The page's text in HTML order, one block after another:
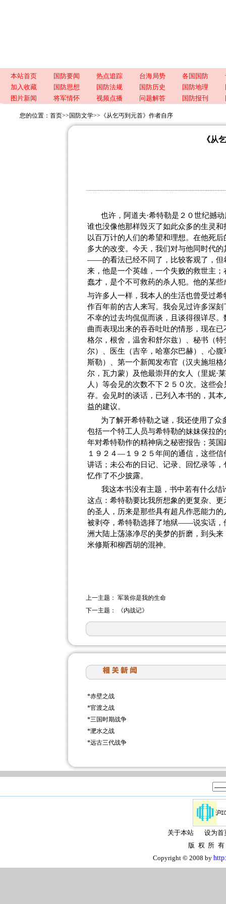
本站首页 国防要闻 热点追踪 台海局势 各国国防
加入收藏
国防思想 国防法规 国防历史 国防地理
图片新闻
将军情怀 视频点播 问题解答 国防报刊
您的位置： 首页>> 国防文学>> 《从乞丐到元首》作者自序
《从
也许，阿道夫·希特勒是２０世纪撼
谁也没像他那样毁灭了如此众多的生灵
以百万计的人们的希望和理想。在他死
多大的改变。今天，我们对与他同时代
——的看法已经不同了，比较客观了，但
来，他是一个英雄，一个失败的救世主
蠢才，是个不可救药的杀人犯。他的某
与许多人一样，我本人的生活也曾受过
作百年前的古人来写。我会见过许多深
不幸的过去均侃侃而谈，且谈得很详尽
曲而表现出来的吞吞吐吐的情形，现在
格尔，根舍，温舍和舒尔兹）、秘书（
尔）、医生（吉辛，哈塞尔巴赫）、心
斯勒）、第一个新闻发布官（汉夫施坦
尔，瓦力蒙）及他最崇拜的女人（里妮·
人）等会见的次数不下２５０次。这些
存。会见时的谈话，已列入本书的，其
益的建议。
为了解开希特勒之谜，我还使用了
包括一个特工人员与希特勒的妹妹保拉
年对希特勒作的精神病之秘密报告；英
１９２４—１９２５年间的通信，这些
讲话；未公布的日记、记录、回忆录等
忆作了不少披露。
我这本书没有主题，书中若有什么
这点：希特勒要比我所想象的更复杂、
的圣人，历来是那些具有超凡作恶能力
被剥夺，希特勒选择了地狱——说实话，
洲大陆上荡涤净尽的美梦的折磨，到头
米修斯和柳西胡的混神。
上一主题： 军装你是我的生命
下一主题：
《内战记》
*赤壁之战
*官渡之战
*三国时期战争
*淝水之战
*远古三代战争